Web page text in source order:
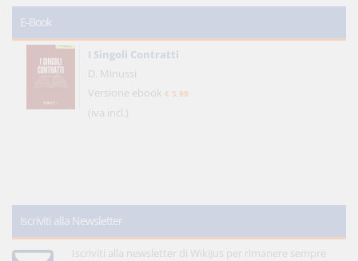
E-Book
I Singoli Contratti
D. Minussi
Versione ebook € 5,99
(iva incl.)
Iscriviti alla Newsletter
Iscriviti alla newsletter di WikiJus per rimanere sempre